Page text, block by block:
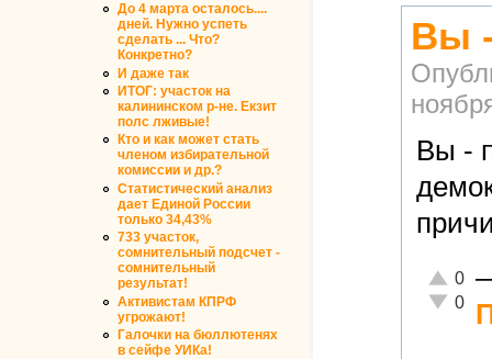
До 4 марта осталось....
дней. Нужно успеть
сделать ... Что?
Конкретно?
И даже так
ИТОГ: участок на
калининском р-не. Екзит
полс лживые!
Кто и как может стать
членом избирательной
комиссии и др.?
Статистический анализ
дает Единой России
только 34,43%
733 участок,
сомнительный подсчет -
сомнительный
результат!
Активистам КПРФ
угрожают!
Галочки на бюллютенях
в сейфе УИКа!
Вы
Вы -
Отлично!
0
0